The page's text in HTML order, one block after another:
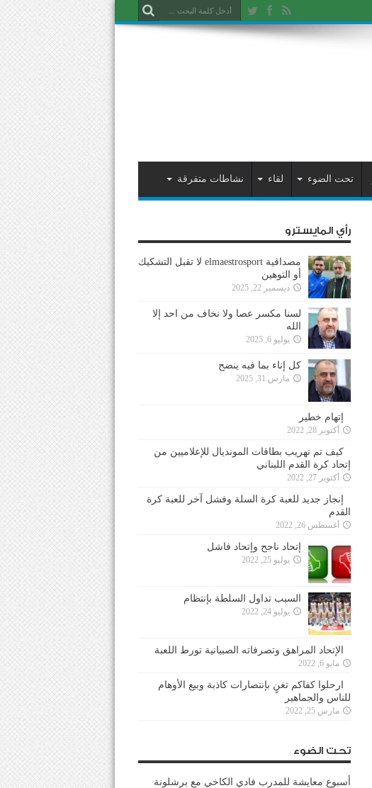
تحت الضوء لقاء نشاطات متفرقة
رأي المايسترو
مصداقية elmaestrosport لا تقبل التشكيك
أو التوهين
ديسمبر 22, 2025
لسنا مكسر عصا ولا نخاف من احد إلا
الله
يوليو 6, 2025
كل إناء بما فيه ينضح
مارس 31, 2025
إتهام خطير
أكتوبر 28, 2022
كيف تم تهريب بطاقات المونديال للإعلاميين من
إتحاد كرة القدم اللبناني
أكتوبر 27, 2022
إنجاز جديد للعبة كرة السلة وفشل آخر للعبة كرة
القدم
أغسطس 26, 2022
إتحاد ناجح وإتحاد فاشل
يوليو 25, 2022
السبب تداول السلطة بإنتظام
يوليو 24, 2022
الإتحاد المراهق وتصرفاته الصبيانية تورط اللعبة
مايو 6, 2022
ارحلوا كفاكم تغنٍ بإنتصارات كاذبة وبيع الأوهام
للناس والجماهير
مارس 25, 2022
تحت الضوء
أسبوع معايشة للمدرب فادي الكاخي مع برشلونة